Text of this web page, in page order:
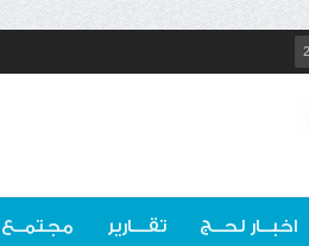
اخبــار لحــج تقـــارير مجتمــع